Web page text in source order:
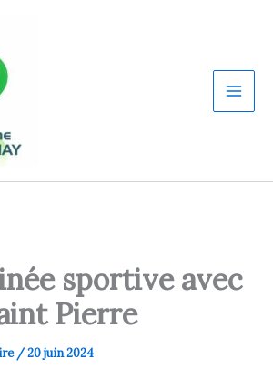
sportive avec
Pierre
/20 juin 2024